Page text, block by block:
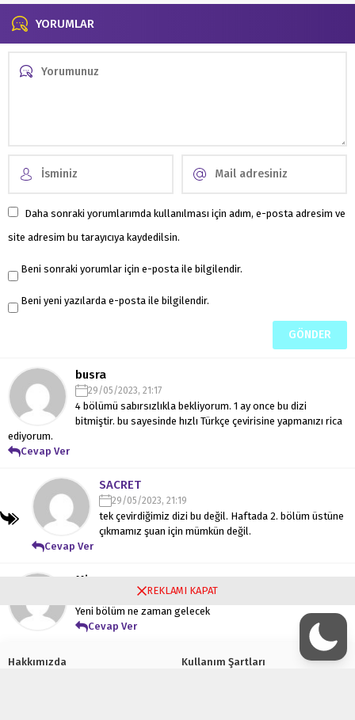
YORUMLAR
Daha sonraki yorumlarımda kullanılması için adım, e-posta adresim ve
site adresim bu tarayıcıya kaydedilsin.
Beni sonraki yorumlar için e-posta ile bilgilendir.
Beni yeni yazılarda e-posta ile bilgilendir.
busra
29/05/2023, 21:17
4 bölümü sabırsızlıkla bekliyorum. 1 ay once bu dizi
bitmiştir. bu sayesinde hızlı Türkçe çevirisine yapmanızı rica
ediyorum.
Cevap Ver
SACRET
29/05/2023, 21:19
tek çevirdiğimiz dizi bu değil. Haftada 2. bölüm üstüne
çıkmamız şuan için mümkün değil.
Cevap Ver
Mimoza
16/06/2023, 11:07
Yeni bölüm ne zaman gelecek
Cevap Ver
Hakkımızda Kullanım Şartları
REKLAMI KAPAT